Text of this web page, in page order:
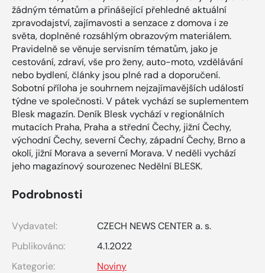
žádným tématům a přinášející přehledné aktuální
zpravodajství, zajímavosti a senzace z domova i ze
světa, doplněné rozsáhlým obrazovým materiálem.
Pravidelně se věnuje servisním tématům, jako je
cestování, zdraví, vše pro ženy, auto-moto, vzdělávání
nebo bydlení, články jsou plné rad a doporučení.
Sobotní příloha je souhrnem nejzajímavějších událostí
týdne ve společnosti. V pátek vychází se suplementem
Blesk magazín. Deník Blesk vychází v regionálních
mutacích Praha, Praha a střední Čechy, jižní Čechy,
východní Čechy, severní Čechy, západní Čechy, Brno a
okolí, jižní Morava a severní Morava. V neděli vychází
jeho magazínový sourozenec Nedělní BLESK.
Podrobnosti
Vydavatel:
CZECH NEWS CENTER a. s.
Publikováno:
4.1.2022
Kategorie:
Noviny